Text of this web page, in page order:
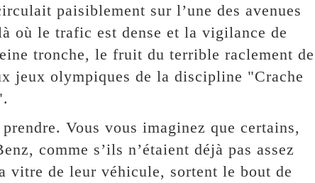
paisiblement sur l’une des avenues
où le trafic est dense et la vigilance de
tronche, le fruit du terrible raclement de
jeux olympiques de la discipline "Crache
Vous vous imaginez que certains,
comme s’ils n’étaient déjà pas assez
vitre de leur véhicule, sortent le bout de